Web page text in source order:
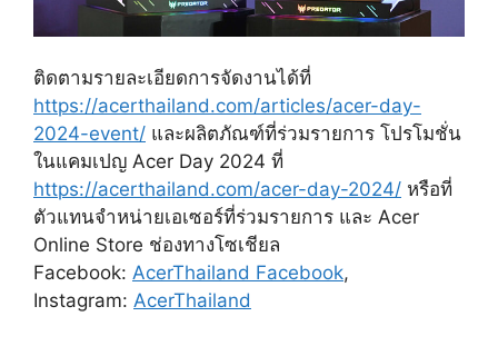
ติดตามรายละเอียดการจัดงานได้ที่
https://acerthailand.com/articles/acer-day-
2024-event/ และผลิตภัณฑ์ที่ร่วมรายการ โปรโมชั่น
ในแคมเปญ Acer Day 2024 ที่
https://acerthailand.com/acer-day-2024/ หรือที่
ตัวแทนจำหน่ายเอเซอร์ที่ร่วมรายการ และ Acer
Online Store ช่องทางโซเชียล
Facebook: AcerThailand Facebook,
Instagram: AcerThailand